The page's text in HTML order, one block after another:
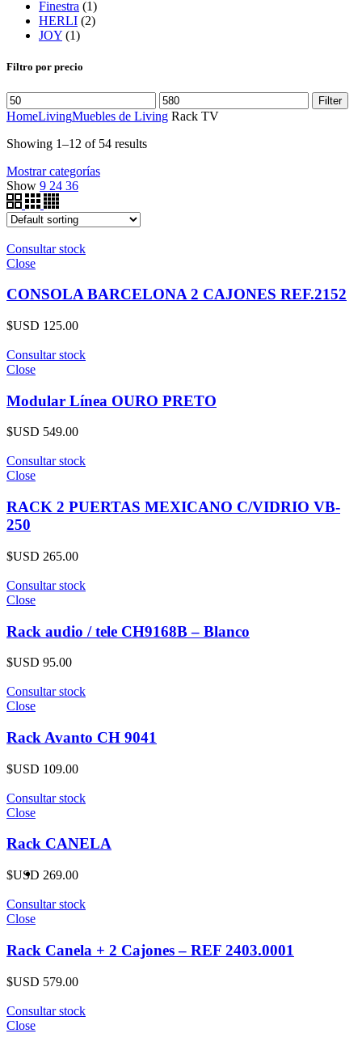
Finestra (1)
HERLI (2)
JOY (1)
Filtro por precio
Filter
HomeLivingMuebles de Living Rack TV
Showing 1–12 of 54 results
Mostrar categorías
Show 9 24 36
Consultar stock
Close
CONSOLA BARCELONA 2 CAJONES REF.2152
$USD 125.00
Consultar stock
Close
Modular Línea OURO PRETO
$USD 549.00
Consultar stock
Close
RACK 2 PUERTAS MEXICANO C/VIDRIO VB-
250
$USD 265.00
Consultar stock
Close
Rack audio / tele CH9168B – Blanco
$USD 95.00
Consultar stock
Close
Rack Avanto CH 9041
$USD 109.00
Consultar stock
Close
Rack CANELA
$USD 269.00
Consultar stock
Close
Rack Canela + 2 Cajones – REF 2403.0001
$USD 579.00
Consultar stock
Close